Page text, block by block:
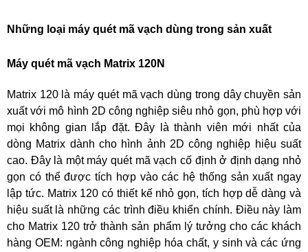
Những loại máy quét mã vạch dùng trong sản xuất
Máy quét mã vạch Matrix 120N
Matrix 120 là máy quét mã vạch dùng trong dây chuyền sản
xuất với mô hình 2D công nghiệp siêu nhỏ gọn, phù hợp với
mọi không gian lắp đặt. Đây là thành viên mới nhất của
dòng Matrix dành cho hình ảnh 2D công nghiệp hiệu suất
cao. Đây là một máy quét mã vạch cố định ở định dạng nhỏ
gọn có thể được tích hợp vào các hệ thống sản xuất ngay
lập tức. Matrix 120 có thiết kế nhỏ gọn, tích hợp dễ dàng và
hiệu suất là những các trình điều khiển chính. Điều này làm
cho Matrix 120 trở thành sản phẩm lý tưởng cho các khách
hàng OEM: ngành công nghiệp hóa chất, y sinh và các ứng